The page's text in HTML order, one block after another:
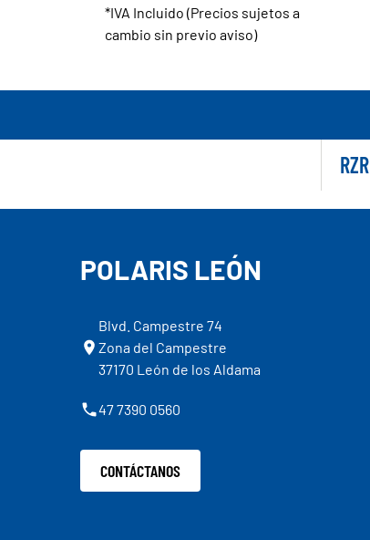
*IVA Incluido (Precios sujetos a
cambio sin previo aviso)
RZR
POLARIS LEÓN
Blvd. Campestre 74
Zona del Campestre
37170 León de los Aldama
47 7390 0560
CONTÁCTANOS